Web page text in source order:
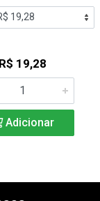
R$ 19,28
Adicionar